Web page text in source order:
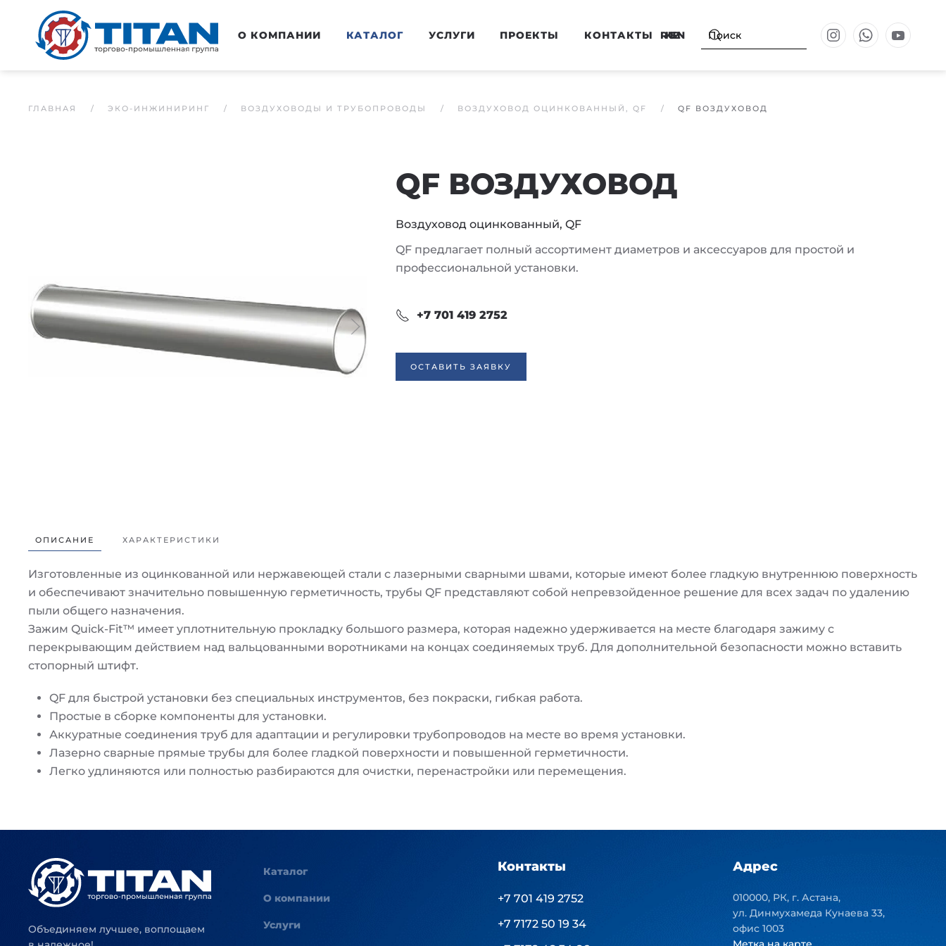
Перейти к основному содержанию О КОМПАНИИ КАТАЛОГ УСЛУГИ ПРОЕКТЫ КОНТАКТЫ RU
KZ
EN
ГЛАВНАЯ ЭКО-ИНЖИНИРИНГ ВОЗДУХОВОДЫ И ТРУБОПРОВОДЫ ВОЗДУХОВОД ОЦИНКОВАННЫЙ, QF QF ВОЗДУХОВОД
QF ВОЗДУХОВОД
Воздуховод оцинкованный, QF
QF предлагает полный ассортимент диаметров и аксессуаров для простой и
профессиональной установки.
+7 701 419 2752
ОСТАВИТЬ ЗАЯВКУ
ОПИСАНИЕ ХАРАКТЕРИСТИКИ
Изготовленные из оцинкованной или нержавеющей стали с лазерными сварными швами, которые имеют более гладкую внутреннюю поверхность
и обеспечивают значительно повышенную герметичность, трубы QF представляют собой непревзойденное решение для всех задач по удалению
пыли общего назначения.
Зажим Quick-Fit™ имеет уплотнительную прокладку большого размера, которая надежно удерживается на месте благодаря зажиму с
перекрывающим действием над вальцованными воротниками на концах соединяемых труб. Для дополнительной безопасности можно вставить
стопорный штифт.
QF для быстрой установки без специальных инструментов, без покраски, гибкая работа.
Простые в сборке компоненты для установки.
Аккуратные соединения труб для адаптации и регулировки трубопроводов на месте во время установки.
Лазерно сварные прямые трубы для более гладкой поверхности и повышенной герметичности.
Легко удлиняются или полностью разбираются для очистки, перенастройки или перемещения.
Объединяем лучшее, воплощаем
Каталог
О компании
Услуги
Контакты
+7 701 419 2752
+7 7172 50 19 34
Адрес
010000, РК, г. Астана,
ул. Динмухамеда Кунаева 33,
офис 1003